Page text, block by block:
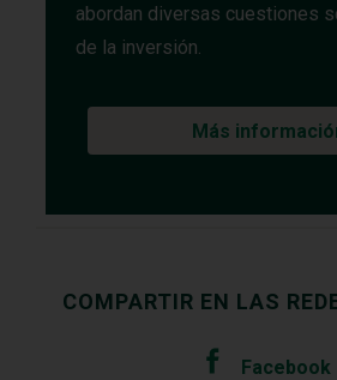
abordan diversas cuestiones
de la inversión.
Más
COMPARTIR EN LAS
Facebook